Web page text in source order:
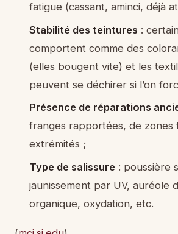
fatigue (cassant, aminci, déjà
Stabilité des teintures :
comportent comme des
(elles bougent vite) et les
peuvent se déchirer si l’on
Présence de réparations
franges rapportées, de zones
extrémités ;
Type de salissure: poussière
jaunissement par UV, auréole
organique, oxydation, etc.